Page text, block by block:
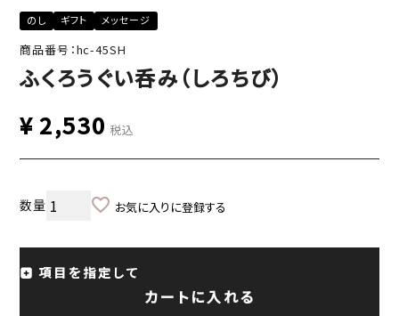
のし ギフト メッセージ
商品番号：hc-45SH
ふくろうぐい呑み（しろちび）
¥2,530 税込
お気に入りに登録する
項目を指定して
カートに入れる